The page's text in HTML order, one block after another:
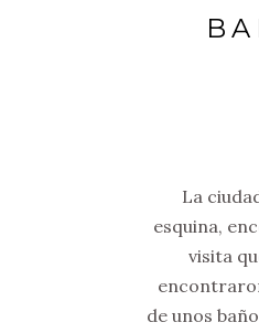
La
esquina,
visita
de unos